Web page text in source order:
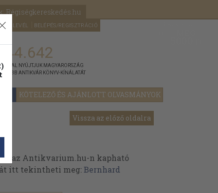
Régiségkereskedés.hu
HÍRLEVÉL BELÉPÉS/REGISZTRÁCIÓ
KÖTELEZŐ ÉS AJÁNLOTT OLVASMÁNYOK
NYÚJTJUK MAGYARORSZÁG
ANTIKVÁR KÖNYV-KÍNÁLATÁT
Vissza az előző oldalra
az Antikvarium.hu-n kapható
itt tekintheti meg:Bernhard